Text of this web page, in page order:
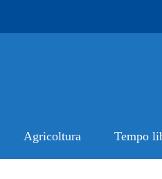
Agricoltura Tempo